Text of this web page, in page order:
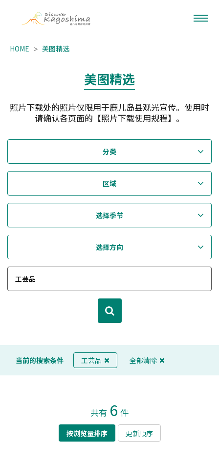
HOME 美图精选
美图精选
照片下载处的照片仅限用于鹿儿岛县观光宣传。使用时
请确认各页面的【照片下载使用规程】。
分类
区域
选择季节
选择方向
当前的搜索条件 工芸品 全部清除
共有 6 件
按浏览量排序 更新顺序